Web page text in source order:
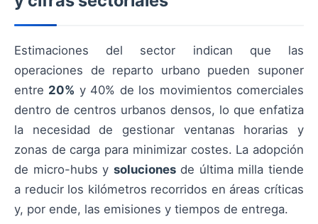
Estimaciones del sector indican que las
operaciones de reparto urbano pueden suponer
entre 20% y 40% de los movimientos comerciales
dentro de centros urbanos densos, lo que enfatiza
la necesidad de gestionar ventanas horarias y
zonas de carga para minimizar costes. La adopción
de micro-hubs y solucionesde última milla tiende
a reducir los kilómetros recorridos en áreas críticas
y, por ende, las emisiones y tiempos de entrega.